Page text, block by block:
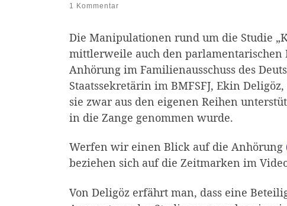
1 Kommentar
Die Manipulationen rund um die Studie
mittlerweile auch den parlamentarischen
Anhörung im Familienausschuss des
Staatssekretärin im BMFSFJ, Ekin
sie zwar aus den eigenen Reihen
in die Zange genommen wurde.
Werfen wir einen Blick auf die Anhörung
beziehen sich auf die Zeitmarken im
Von Deligöz erfährt man, dass eine